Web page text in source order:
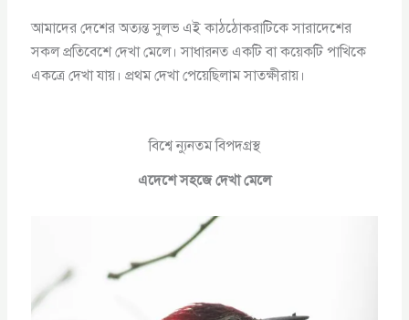
আমাদের দেশের অত্যন্ত সুলভ এই কাঠঠোকরাটিকে সারাদেশের
সকল প্রতিবেশে দেখা মেলে। সাধারনত একটি বা কয়েকটি পাখিকে
একত্রে দেখা যায়। প্রথম দেখা পেয়েছিলাম সাতক্ষীরায়।
বিশ্বে ন্যুনতম বিপদগ্রস্থ
এদেশে সহজে দেখা মেলে